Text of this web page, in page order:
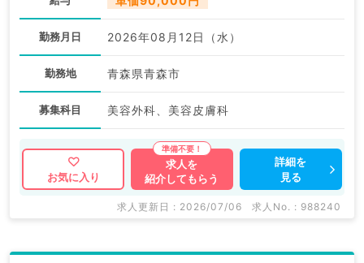
勤務月日 2026年08月12日（水）
勤務地 青森県青森市
募集科目 美容外科、美容皮膚科
お気に入り
求人を
紹介してもらう
詳細を
見る
求人更新日 : 2026/07/06 求人No. : 988240